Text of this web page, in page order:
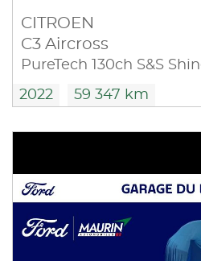
CITROEN
C3 Aircross
PureTech 130ch S&S
2022 59 347 km